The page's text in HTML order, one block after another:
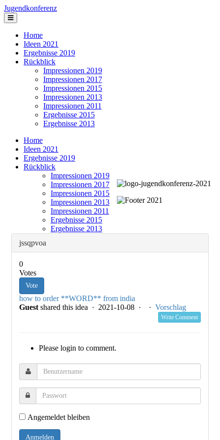
Jugendkonferenz
Home
Ideen 2021
Ergebnisse 2019
Rückblick
Impressionen 2019
Impressionen 2017
Impressionen 2015
Impressionen 2013
Impressionen 2011
Ergebnisse 2015
Ergebnisse 2013
Home
Ideen 2021
Ergebnisse 2019
Rückblick
Impressionen 2019
Impressionen 2017
Impressionen 2015
Impressionen 2013
Impressionen 2011
Ergebnisse 2015
Ergebnisse 2013
jssqpvoa
0
Votes
Vote
how to order **WORD** from india
Guest shared this idea · 2021-10-08 · · Vorschlag
Write Comment
Please login to comment.
Angemeldet bleiben